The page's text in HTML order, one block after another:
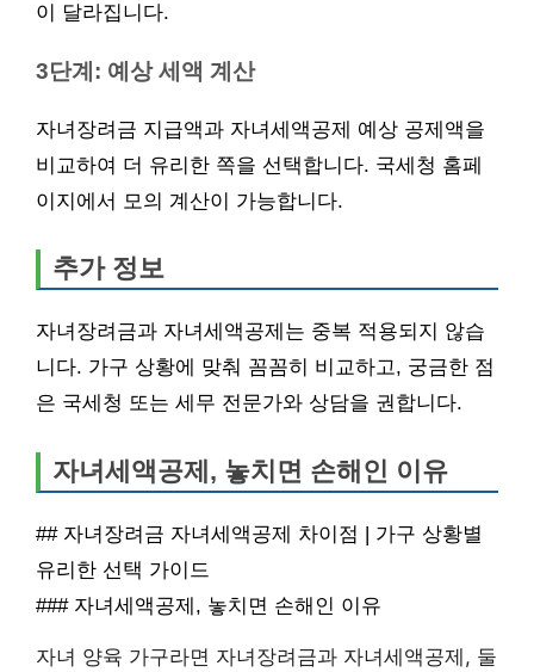
이 달라집니다.
3단계: 예상 세액 계산
자녀장려금 지급액과 자녀세액공제 예상 공제액을
비교하여 더 유리한 쪽을 선택합니다. 국세청 홈페
이지에서 모의 계산이 가능합니다.
추가 정보
자녀장려금과 자녀세액공제는 중복 적용되지 않습
니다. 가구 상황에 맞춰 꼼꼼히 비교하고, 궁금한 점
은 국세청 또는 세무 전문가와 상담을 권합니다.
자녀세액공제, 놓치면 손해인 이유
## 자녀장려금 자녀세액공제 차이점 | 가구 상황별
유리한 선택 가이드
### 자녀세액공제, 놓치면 손해인 이유
자녀 양육 가구라면 자녀장려금과 자녀세액공제, 둘